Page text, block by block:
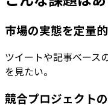
市場の実態を定量
ツイートや記事ベース
を見たい。
競合プロジェクト